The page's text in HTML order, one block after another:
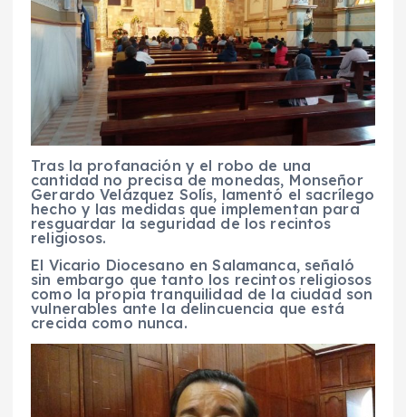
Tras la profanación y el robo de una
cantidad no precisa de monedas, Monseñor
Gerardo Velázquez Solís, lamentó el sacrílego
hecho y las medidas que implementan para
resguardar la seguridad de los recintos
religiosos.
El Vicario Diocesano en Salamanca, señaló
sin embargo que tanto los recintos religiosos
como la propia tranquilidad de la ciudad son
vulnerables ante la delincuencia que está
crecida como nunca.